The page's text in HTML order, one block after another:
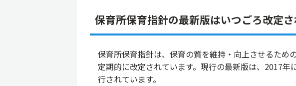
保育所保育指針の最新版はいつごろ改定さ
保育所保育指針は、保育の質を維持・向上させるため
定期的に改定されています。現行の最新版は、2017
行されています。